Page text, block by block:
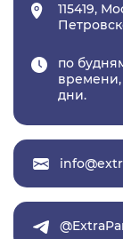
115419,
по
времени,
дни.